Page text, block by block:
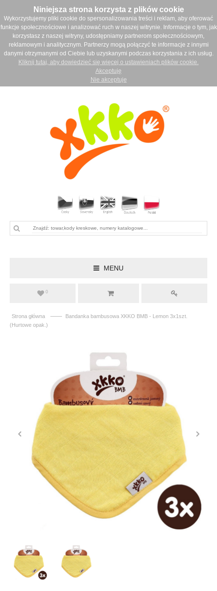
Niniejsza strona korzysta z plików cookie
Wykorzystujemy pliki cookie do spersonalizowania treści i reklam, aby oferować
funkcje społecznościowe i analizować ruch w naszej witrynie. Informacje o tym, jak
korzystasz z naszej witryny, udostępniamy partnerom społecznościowym,
reklamowym i analitycznym. Partnerzy mogą połączyć te informacje z innymi
danymi otrzymanymi od Ciebie lub uzyskanymi podczas korzystania z ich usług.
Kliknij tutaj, aby dowiedzieć się więcej o ustawieniach plików cookie.
Akceptuję
Nie akceptuje
MENU
0
Strona główna ——
Bandanka bambusowa XKKO BMB - Lemon 3x1szt.
(Hurtowe opak.)